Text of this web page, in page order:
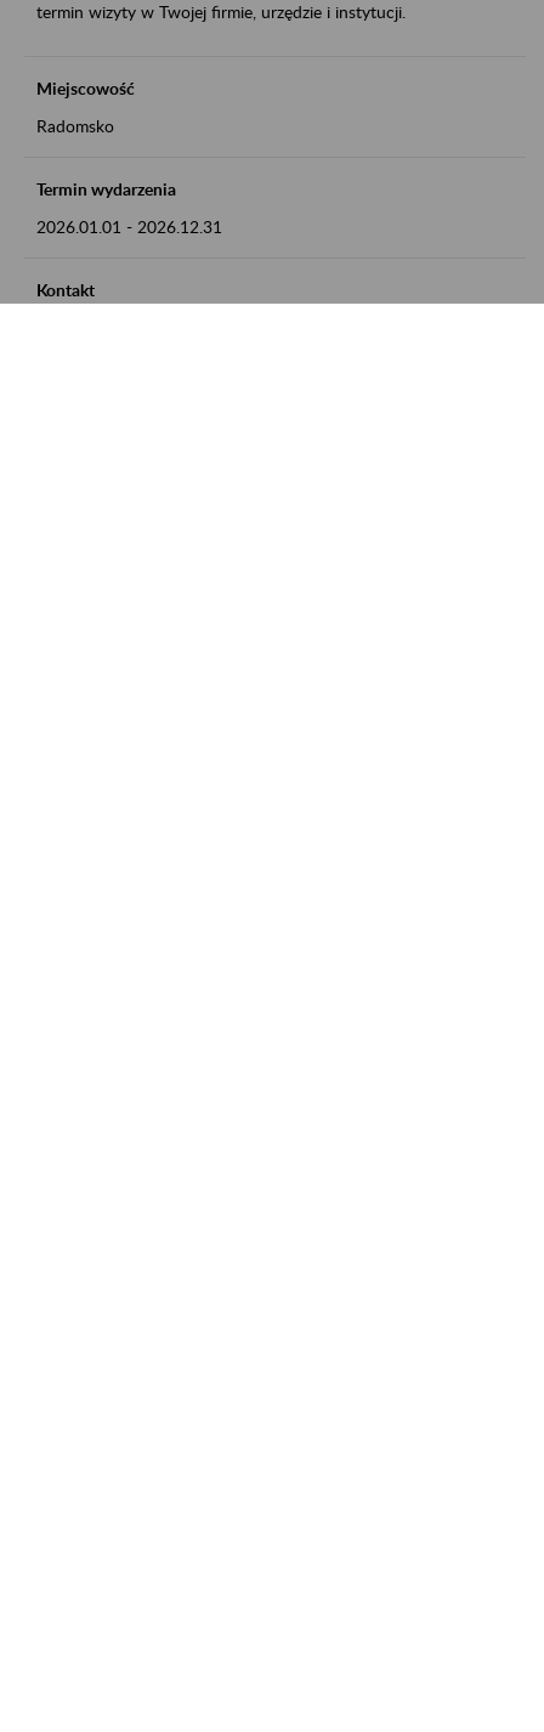
termin wizyty w Twojej firmie, urzędzie i instytucji.
Miejscowość
Radomsko
Termin wydarzenia
2026.01.01 - 2026.12.31
Kontakt